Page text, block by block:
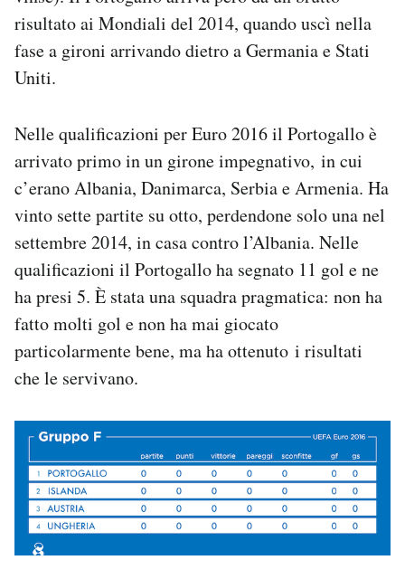
risultato ai Mondiali del 2014, quando uscì nella
fase a gironi arrivando dietro a Germania e Stati
Uniti.
Nelle qualificazioni per Euro 2016 il Portogallo è
arrivato primo in un girone impegnativo, in cui
c’erano Albania, Danimarca, Serbia e Armenia. Ha
vinto sette partite su otto, perdendone solo una nel
settembre 2014, in casa contro l’Albania. Nelle
qualificazioni il Portogallo ha segnato 11 gol e ne
ha presi 5. È stata una squadra pragmatica: non ha
fatto molti gol e non ha mai giocato
particolarmente bene, ma ha ottenuto i risultati
che le servivano.